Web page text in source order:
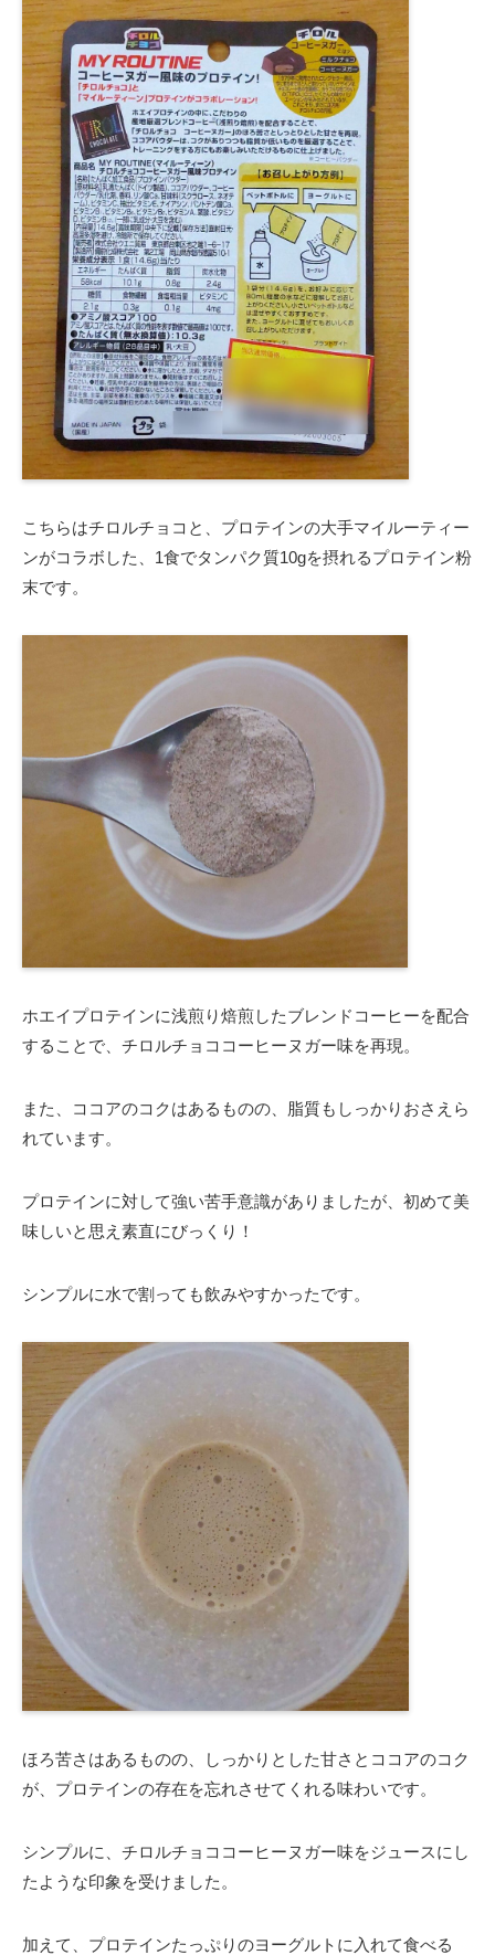
こちらはチロルチョコと、プロテインの大手マイルーティー
ンがコラボした、1食でタンパク質10gを摂れるプロテイン粉
末です。
ホエイプロテインに浅煎り焙煎したブレンドコーヒーを配合
することで、チロルチョココーヒーヌガー味を再現。
また、ココアのコクはあるものの、脂質もしっかりおさえら
れています。
プロテインに対して強い苦手意識がありましたが、初めて美
味しいと思え素直にびっくり！
シンプルに水で割っても飲みやすかったです。
ほろ苦さはあるものの、しっかりとした甘さとココアのコク
が、プロテインの存在を忘れさせてくれる味わいです。
シンプルに、チロルチョココーヒーヌガー味をジュースにし
たような印象を受けました。
加えて、プロテインたっぷりのヨーグルトに入れて食べる